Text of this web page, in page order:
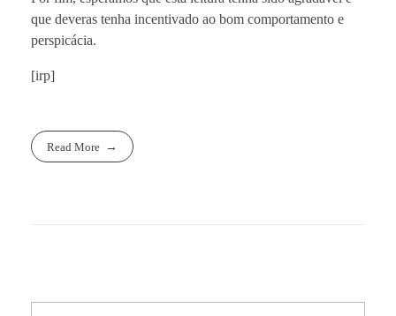
que deveras tenha incentivado ao bom comportamento e
perspicácia.
[irp]
Read More